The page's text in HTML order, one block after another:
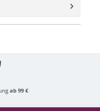
ab 99 €